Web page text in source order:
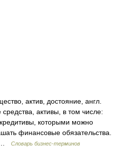
актив, достояние, англ.
активы, в том числе:
которыми можно
финансовые обязательства.
…
Словарь бизнес-терминов